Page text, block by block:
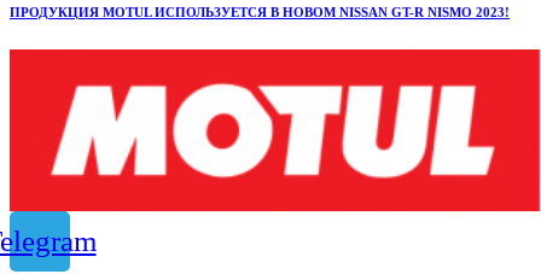
ПРОДУКЦИЯ MOTUL ИСПОЛЬЗУЕТСЯ В НОВОМ NISSAN GT-R NISMO 2023!